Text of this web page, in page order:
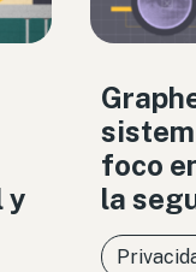
y
foco
la